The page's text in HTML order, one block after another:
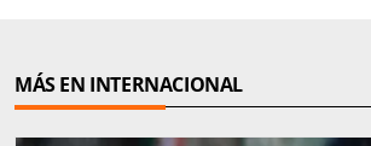
MÁS EN INTERNACIONAL